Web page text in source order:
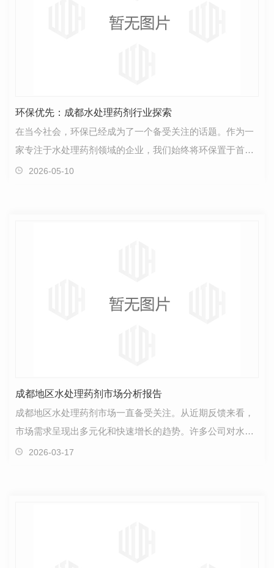
环保优先：成都水处理药剂行业探索
在当今社会，环保已经成为了一个备受关注的话题。作为一
家专注于水处理药剂领域的企业，我们始终将环保置于首要
位置。我们深知水资源的宝贵和有限，因此我们致力于…
2026-05-10
成都地区水处理药剂市场分析报告
成都地区水处理药剂市场一直备受关注。从近期反馈来看，
市场需求呈现出多元化和快速增长的趋势。许多公司对水处
理药剂的使用提出了更高的要求，希望提升水质处理效…
2026-03-17